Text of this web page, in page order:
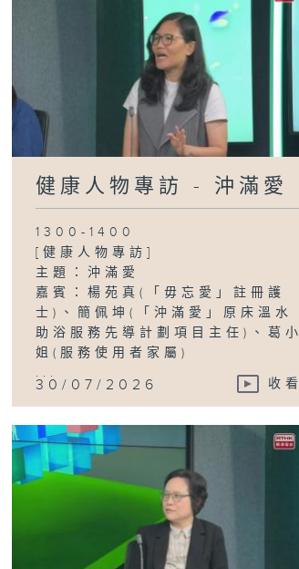
健康人物專訪 - 沖滿愛
1300-1400
[健康人物專訪]
主題：沖滿愛
嘉賓：楊苑真(「毋忘愛」註冊護
士)、簡佩坤(「沖滿愛」原床溫水
助浴服務先導計劃項目主任)、葛小
姐(服務使用者家屬)
...
30/07/2026 收看